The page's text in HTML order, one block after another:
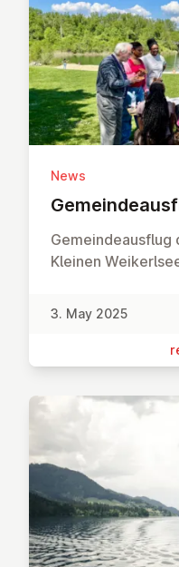
News
Gemeindeausflug
Kleinen
3. May 2025